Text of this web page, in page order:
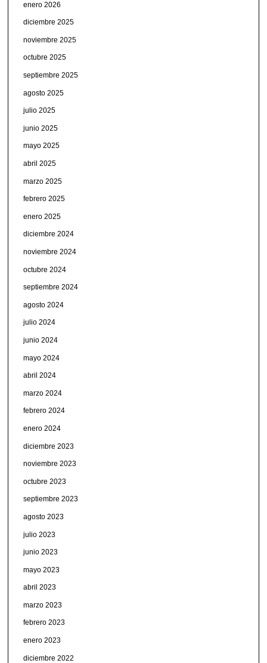
enero 2026
diciembre 2025
noviembre 2025
octubre 2025
septiembre 2025
agosto 2025
julio 2025
junio 2025
mayo 2025
abril 2025
marzo 2025
febrero 2025
enero 2025
diciembre 2024
noviembre 2024
octubre 2024
septiembre 2024
agosto 2024
julio 2024
junio 2024
mayo 2024
abril 2024
marzo 2024
febrero 2024
enero 2024
diciembre 2023
noviembre 2023
octubre 2023
septiembre 2023
agosto 2023
julio 2023
junio 2023
mayo 2023
abril 2023
marzo 2023
febrero 2023
enero 2023
diciembre 2022